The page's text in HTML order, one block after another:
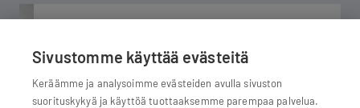
Tmi J.P Korpikoski
JARJAR Sähkö ja Putki Oy
Keitele,6971km
Sivustomme käyttää evästeitä
Keräämme ja analysoimme evästeiden avulla sivuston
suorituskykyä ja käyttöä tuottaaksemme parempaa palvelua.